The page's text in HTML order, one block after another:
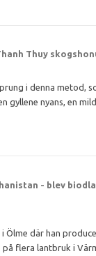
Thuy
i denna metod,
gyllene nyans, en
- blev
i Ölme där han
på flera lantbruk i